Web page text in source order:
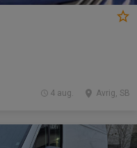
Avrig, SB
4 aug.